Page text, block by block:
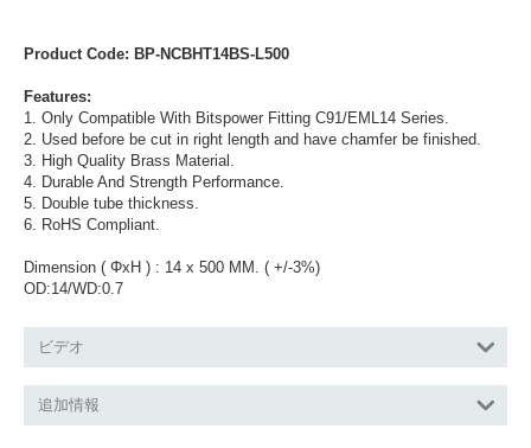
Product Code: BP-NCBHT14BS-L500
Features:
1. Only Compatible With Bitspower Fitting C91/EML14 Series.
2. Used before be cut in right length and have chamfer be finished.
3. High Quality Brass Material.
4. Durable And Strength Performance.
5. Double tube thickness.
6. RoHS Compliant.
Dimension ( ΦxH ) : 14 x 500 MM. ( +/-3%)
OD:14/WD:0.7
ビデオ
追加情報